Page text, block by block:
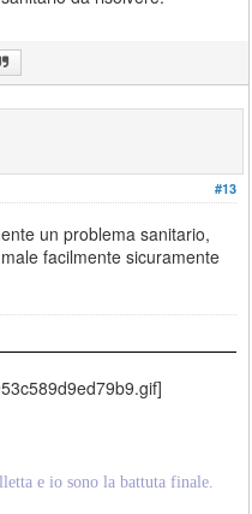
#13
un problema sanitario,
facilmente sicuramente
e io sono la battuta finale.